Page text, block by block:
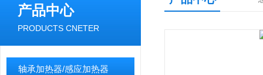
产品中心
PRODUCTS CNETER
轴承加热器/感应加热器